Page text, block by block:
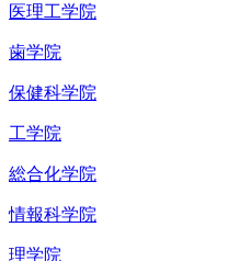
医理工学院
歯学院
保健科学院
工学院
総合化学院
情報科学院
理学院